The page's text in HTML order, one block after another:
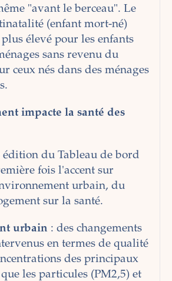
"avant le berceau". Le
(enfant mort-né)
élevé pour les enfants
sans revenu du
ceux nés dans des ménages
impacte la santé des
édition du Tableau de bord
fois l'accent sur
urbain, du
sur la santé.
urbain : des changements
en termes de qualité
des principaux
les particules (PM2,5) et